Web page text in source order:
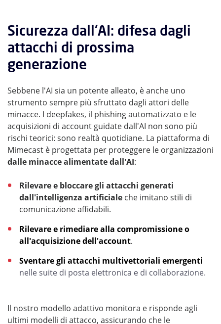
Sicurezza dall'AI: difesa dagli
attacchi di prossima
generazione
Sebbene l'AI sia un potente alleato, è anche uno
strumento sempre più sfruttato dagli attori delle
minacce. I deepfakes, il phishing automatizzato e le
acquisizioni di account guidate dall'AI non sono più
rischi teorici: sono realtà quotidiane. La piattaforma di
Mimecast è progettata per proteggere le organizzazioni
dalle minacce alimentate dall'AI:
Rilevare e bloccare gli attacchi generati
dall'intelligenza artificiale che imitano stili di
comunicazione affidabili.
Rilevare e rimediare alla compromissione o
all'acquisizione dell'account.
Sventare gli attacchi multivettoriali emergenti
nelle suite di posta elettronica e di collaborazione.
Il nostro modello adattivo monitora e risponde agli
ultimi modelli di attacco, assicurando che le